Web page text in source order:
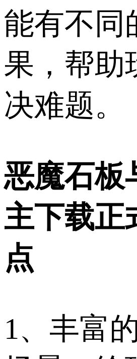
能有不同
果，帮助
决难题。
恶魔石板
主下载正
点
1、丰富